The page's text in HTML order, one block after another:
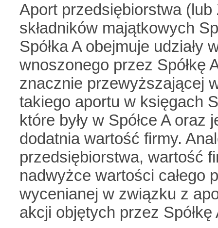
Aport przedsiębiorstwa
składników majątkowych
Spółka A obejmuje udziały
wnoszonego przez Spółkę
znacznie przewyższającej
takiego aportu w księgach
które były w Spółce A
dodatnia wartość firmy.
przedsiębiorstwa, wartość
nadwyżce wartości całego
wycenianej w związku z
akcji objętych przez